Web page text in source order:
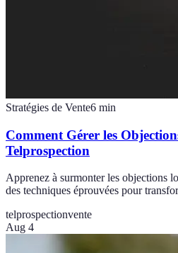
Stratégies de Vente6 min
Comment Gérer les
Telprospection
Apprenez à surmonter les objections
des techniques éprouvées pour
telprospectionvente
Aug 4